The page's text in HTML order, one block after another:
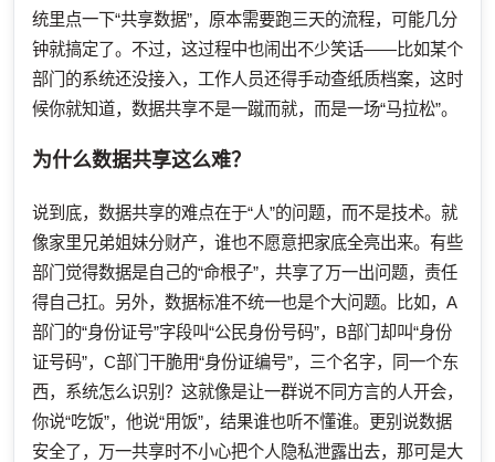
统里点一下“共享数据”，原本需要跑三天的流程，可能几分
钟就搞定了。不过，这过程中也闹出不少笑话——比如某个
部门的系统还没接入，工作人员还得手动查纸质档案，这时
候你就知道，数据共享不是一蹴而就，而是一场“马拉松”。
为什么数据共享这么难？
说到底，数据共享的难点在于“人”的问题，而不是技术。就
像家里兄弟姐妹分财产，谁也不愿意把家底全亮出来。有些
部门觉得数据是自己的“命根子”，共享了万一出问题，责任
得自己扛。另外，数据标准不统一也是个大问题。比如，A
部门的“身份证号”字段叫“公民身份号码”，B部门却叫“身份
证号码”，C部门干脆用“身份证编号”，三个名字，同一个东
西，系统怎么识别？这就像是让一群说不同方言的人开会，
你说“吃饭”，他说“用饭”，结果谁也听不懂谁。更别说数据
安全了，万一共享时不小心把个人隐私泄露出去，那可是大